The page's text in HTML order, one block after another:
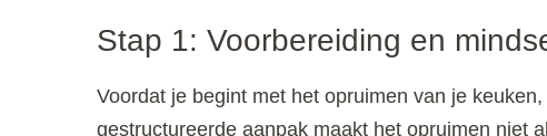
Stap 1: Voorbereiding en
Voordat je begint met het opruimen van je
gestructureerde aanpak maakt het opruimen niet